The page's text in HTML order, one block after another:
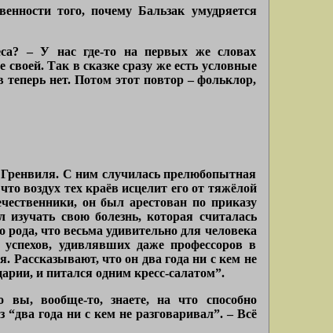
того, почему Бальзак умудряется
– У нас где-то на первых же словах
Так в сказке сразу же есть условные
теперь нет. Потом этот повтор – фольклор,
С ним случилась прелюбопытная
воздух тех краёв исцелит его от тяжёлой
он был арестован по приказу
свою болезнь, которая считалась
что весьма удивительно для человека
удивлявших даже профессоров в
Рассказывают, что он два года ни с кем не
и питался одним кресс-салатом”.
вы, вообще-то, знаете, на что способно
года ни с кем не разговаривал”. – Всё